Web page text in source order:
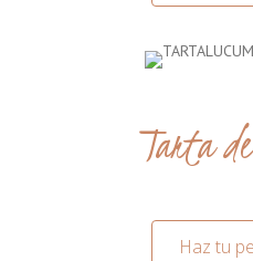
Tarta
Haz tu